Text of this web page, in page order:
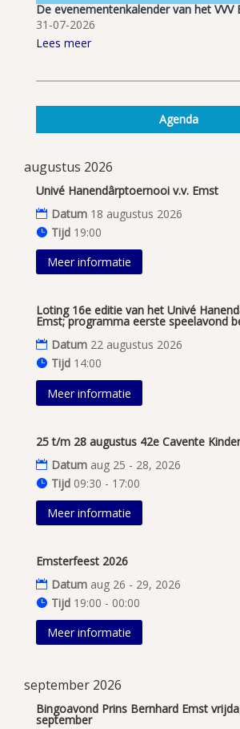
De evenementenkalender van het VVV
31-07-2026
Lees meer
Agenda
augustus 2026
Univé Hanendârptoernooi v.v. Emst
Datum 18 augustus 2026
Tijd 19:00
Meer informatie
Loting 16e editie van het Univé
Emst; programma eerste speelavond
Datum 22 augustus 2026
Tijd 14:00
Meer informatie
25 t/m 28 augustus 42e Cavente
Datum aug 25 - 28, 2026
Tijd 09:30 - 17:00
Meer informatie
Emsterfeest 2026
Datum aug 26 - 29, 2026
Tijd 19:00 - 00:00
Meer informatie
september 2026
Bingoavond Prins Bernhard Emst
september